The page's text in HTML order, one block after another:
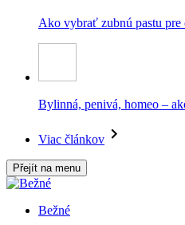
Ako vybrať zubnú pastu pre
Bylinná, penivá, homeo –
Viac článkov
Přejít na menu
Bežné